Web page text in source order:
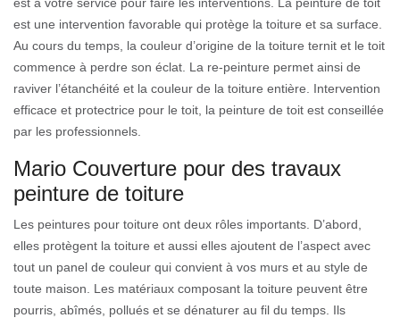
est une intervention favorable qui protège la toiture et sa surface.
Au cours du temps, la couleur d’origine de la toiture ternit et le toit
commence à perdre son éclat. La re-peinture permet ainsi de
raviver l’étanchéité et la couleur de la toiture entière. Intervention
efficace et protectrice pour le toit, la peinture de toit est conseillée
par les professionnels.
Mario Couverture pour des travaux
peinture de toiture
Les peintures pour toiture ont deux rôles importants. D’abord,
elles protègent la toiture et aussi elles ajoutent de l’aspect avec
tout un panel de couleur qui convient à vos murs et au style de
toute maison. Les matériaux composant la toiture peuvent être
pourris, abîmés, pollués et se dénaturer au fil du temps. Ils